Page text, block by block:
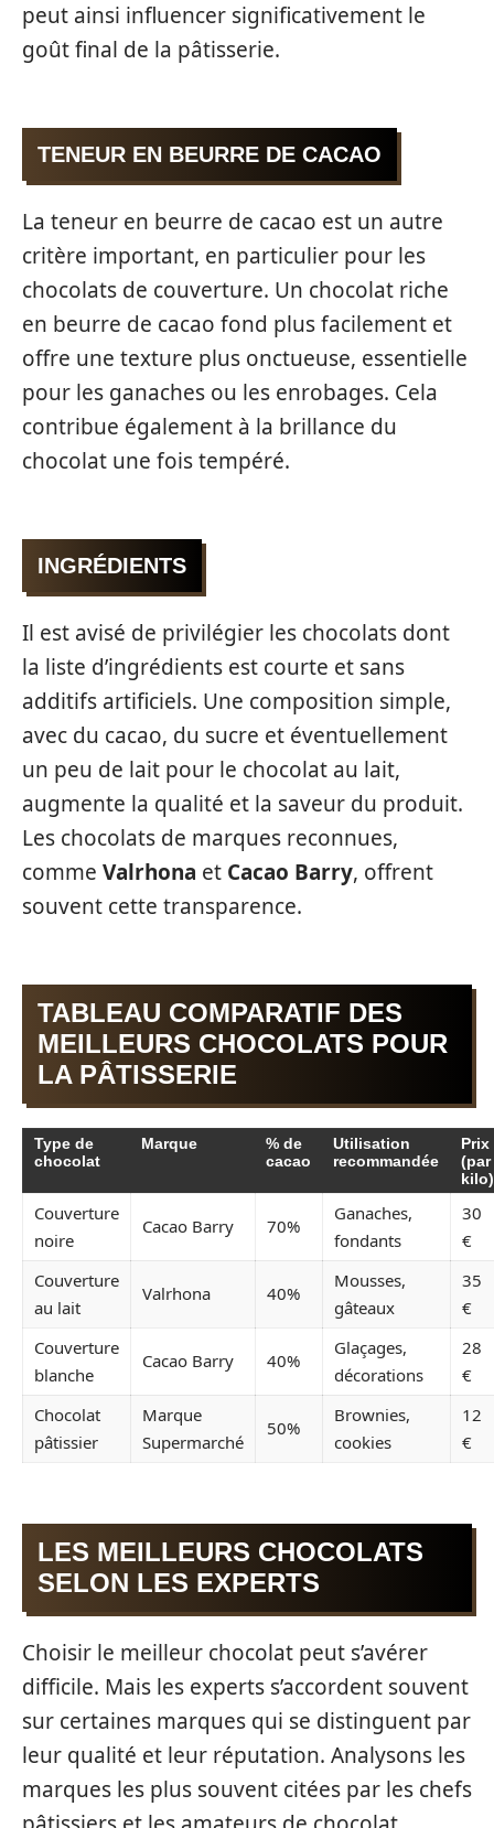
peut ainsi influencer significativement le
goût final de la pâtisserie.
TENEUR EN BEURRE DE CACAO
La teneur en beurre de cacao est un autre
critère important, en particulier pour les
chocolats de couverture. Un chocolat riche
en beurre de cacao fond plus facilement et
offre une texture plus onctueuse, essentielle
pour les ganaches ou les enrobages. Cela
contribue également à la brillance du
chocolat une fois tempéré.
INGRÉDIENTS
Il est avisé de privilégier les chocolats dont
la liste d’ingrédients est courte et sans
additifs artificiels. Une composition simple,
avec du cacao, du sucre et éventuellement
un peu de lait pour le chocolat au lait,
augmente la qualité et la saveur du produit.
Les chocolats de marques reconnues,
comme Valrhona et Cacao Barry, offrent
souvent cette transparence.
TABLEAU COMPARATIF DES
MEILLEURS CHOCOLATS POUR
LA PÂTISSERIE
Type de
chocolat
Marque
% de
cacao
Utilisation
recommandée
Prix
(par
kilo)
Couverture
noire
Cacao Barry 70%
Ganaches,
fondants
30
€
Couverture
au lait
Valrhona 40%
Mousses,
gâteaux
35
€
Couverture
blanche
Cacao Barry 40%
Glaçages,
décorations
28
€
Chocolat
pâtissier
Marque
Supermarché
50%
Brownies,
cookies
12
€
LES MEILLEURS CHOCOLATS
SELON LES EXPERTS
Choisir le meilleur chocolat peut s’avérer
difficile. Mais les experts s’accordent souvent
sur certaines marques qui se distinguent par
leur qualité et leur réputation. Analysons les
marques les plus souvent citées par les chefs